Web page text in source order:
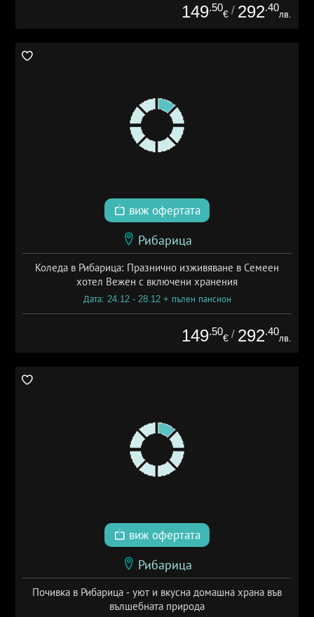
149.50
€ / 292.40
лв.
виж офертата
Рибарица
Коледа в Рибарица: Празнично изживяване в Семеен
хотел Вежен с включени хранения
Дата: 24.12 - 28.12 + пълен пансион
149.50
€ / 292.40
лв.
виж офертата
Рибарица
Почивка в Рибарица - уют и вкусна домашна храна във
вълшебната природа